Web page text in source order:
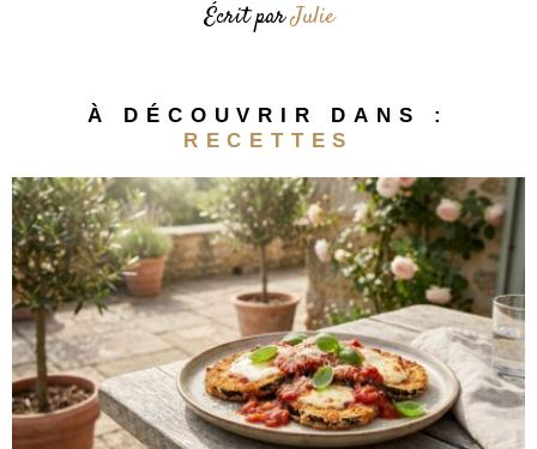
Écrit parJulie
À DÉCOUVRIR DANS :
RECETTES